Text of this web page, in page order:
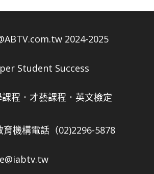
2024-2025
Student Success
程．才藝課程．英文檢定
育機構電話（02)2296-5878